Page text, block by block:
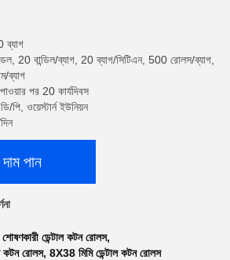
ব্যাগ
20 বান্ডিল/ব্যাগ, 20 ব্যাগ/সিটিএন, 500 রোলস/ব্যাগ,
ব্যাগ
পর 20 কার্যদিবস
পি, ওয়েস্টার্ন ইউনিয়ন
দাম পান
ডেন্টাল কটন রোলস,
কটন রোলস, 8X38 মিমি ডেন্টাল কটন রোলস